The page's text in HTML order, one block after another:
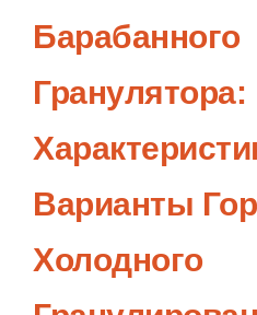
Барабанного
Гранулятора:
Варианты
Холодного